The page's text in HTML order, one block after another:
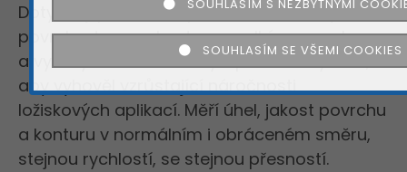
Dotykový profiloměr pro měření textury
povrchu, tvaru a kontury s velkým rozsahem
a vysokým rozlišením. Byl speciálně vyvinut,
aby vyhověl vzrůstající náročnosti
ložiskových aplikací. Měří úhel, jakost povrchu
a konturu v normálním i obráceném směru,
stejnou rychlostí, se stejnou přesností.
SOUHLASÍM S NEZBYTNÝMI
SOUHLASÍM SE VŠEMI COOKIES